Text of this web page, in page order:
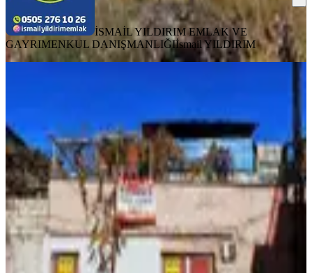
İSMAİL YILDIRIM EMLAK VE
GAYRIMENKUL DANIŞMANLIĞIİsmail YILDIRIM
Dulkadiroğlu, Bağlarbaşı Mahallesi
4+2·210 m²· 26.07.2026
2.250.000 ₺
İSMAİL YILDIRIM EMLAK VE GAYRIMENKUL
DANIŞMANLIĞIİsmail YILDIRIM